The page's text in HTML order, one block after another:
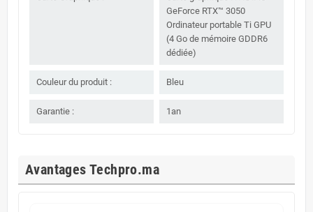
GeForce RTX™ 3050
Ordinateur portable Ti GPU
(4 Go de mémoire GDDR6
dédiée)
Couleur du produit : Bleu
Garantie : 1an
Avantages Techpro.ma